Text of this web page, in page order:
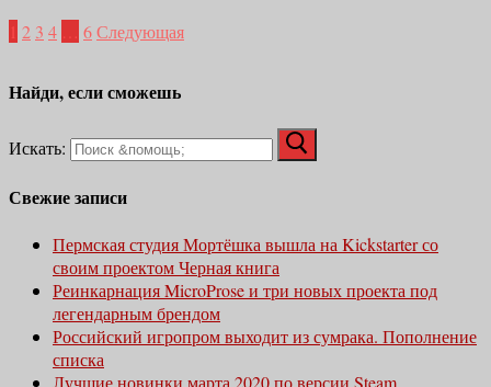
1 2 3 4 6Следующая
Найди, если сможешь
Искать:
Свежие записи
Пермская студия Мортёшка вышла на Kickstarter со
своим проектом Черная книга
Реинкарнация MicroProse и три новых проекта под
легендарным брендом
Российский игропром выходит из сумрака. Пополнение
списка
Лучшие новинки марта 2020 по версии Steam